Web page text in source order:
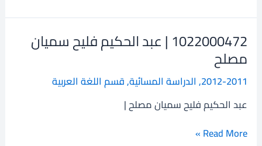
1022000472 | عبد الحكيم فليح سميان
مصلح
2012-2011
, الدراسة المسائية,قسم اللغة العربية
عبد الحكيم فليح سميان مصلح |
1022000472
|
عبد
الحكيم
سميان
Read More »